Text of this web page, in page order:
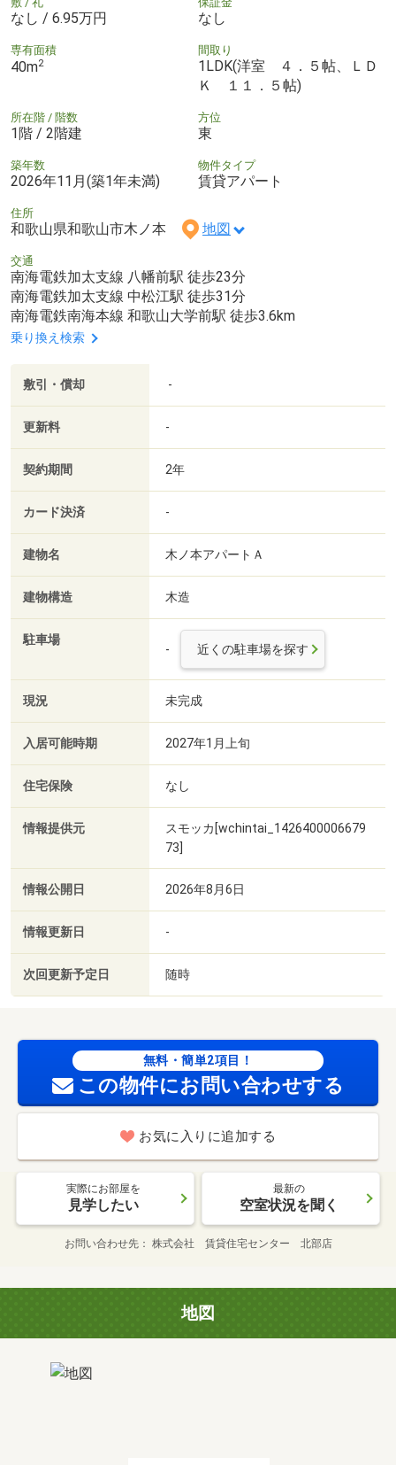
なし / 6.95万円 なし
専有面積
40m2
間取り
1LDK(洋室 ４．５帖、ＬＤ
Ｋ １１．５帖)
所在階 / 階数
1階 / 2階建
方位
東
築年数
2026年11月(築1年未満)
物件タイプ
賃貸アパート
住所
和歌山県和歌山市木ノ本 地図
交通
南海電鉄加太支線 八幡前駅 徒歩23分
南海電鉄加太支線 中松江駅 徒歩31分
南海電鉄南海本線 和歌山大学前駅 徒歩3.6km
乗り換え検索
敷引・償却 -
更新料 -
契約期間 2年
カード決済 -
建物名 木ノ本アパートＡ
建物構造 木造
駐車場
- 近くの駐車場を探す
現況 未完成
入居可能時期 2027年1月上旬
住宅保険 なし
情報提供元
スモッカ[wchintai_1426400006679
73]
情報公開日 2026年8月6日
情報更新日 -
次回更新予定日 随時
無料・簡単2項目！
この物件にお問い合わせする
お気に入りに追加する
実際にお部屋を
見学したい
最新の
空室状況を聞く
お問い合わせ先 株式会社 賃貸住宅センター 北部店
地図